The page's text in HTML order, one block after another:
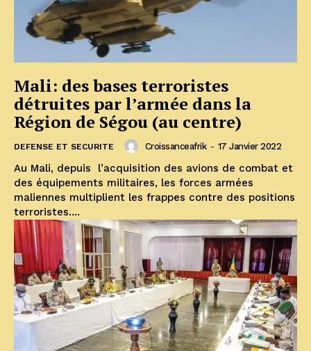
Mali: des bases terroristes
détruites par l’armée dans la
Région de Ségou (au centre)
DEFENSE ET SECURITE Croissanceafrik - 17 Janvier 2022
Au Mali, depuis l’acquisition des avions de combat et
des équipements militaires, les forces armées
maliennes multiplient les frappes contre des positions
terroristes....